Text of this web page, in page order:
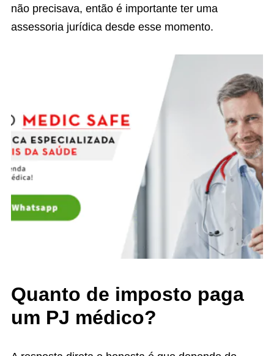
não precisava, então é importante ter uma
assessoria jurídica desde esse momento.
Quanto de imposto paga
um PJ médico?